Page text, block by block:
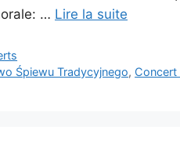
… Lire la suite
Śpiewu Tradycyjnego, Concert